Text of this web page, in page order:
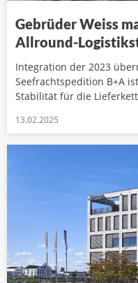
Gebrüder Weiss
Allround-
Integration der 2023
Seefrachtspedition B+A
Stabilität für die
13.02.2025